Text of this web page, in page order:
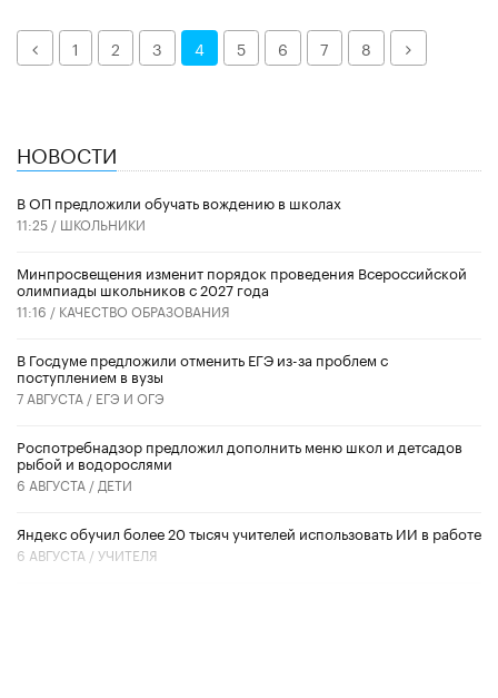
Назад1 2 3 4 5 6 7 8 Далее
НОВОСТИ
В ОП предложили обучать вождению в школах
11:25 / ШКОЛЬНИКИ
Минпросвещения изменит порядок проведения Всероссийской
олимпиады школьников с 2027 года
11:16 / КАЧЕСТВО ОБРАЗОВАНИЯ
В Госдуме предложили отменить ЕГЭ из-за проблем с
поступлением в вузы
7 АВГУСТА / ЕГЭ И ОГЭ
Роспотребнадзор предложил дополнить меню школ и детсадов
рыбой и водорослями
6 АВГУСТА / ДЕТИ
​Яндекс обучил более 20 тысяч учителей использовать ИИ в работе
6 АВГУСТА /УЧИТЕЛЯ